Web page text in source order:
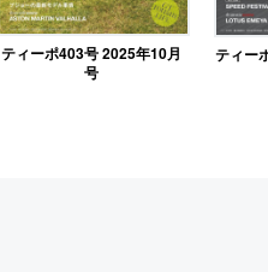
ティーポ403号 2025年10月
号
ティー